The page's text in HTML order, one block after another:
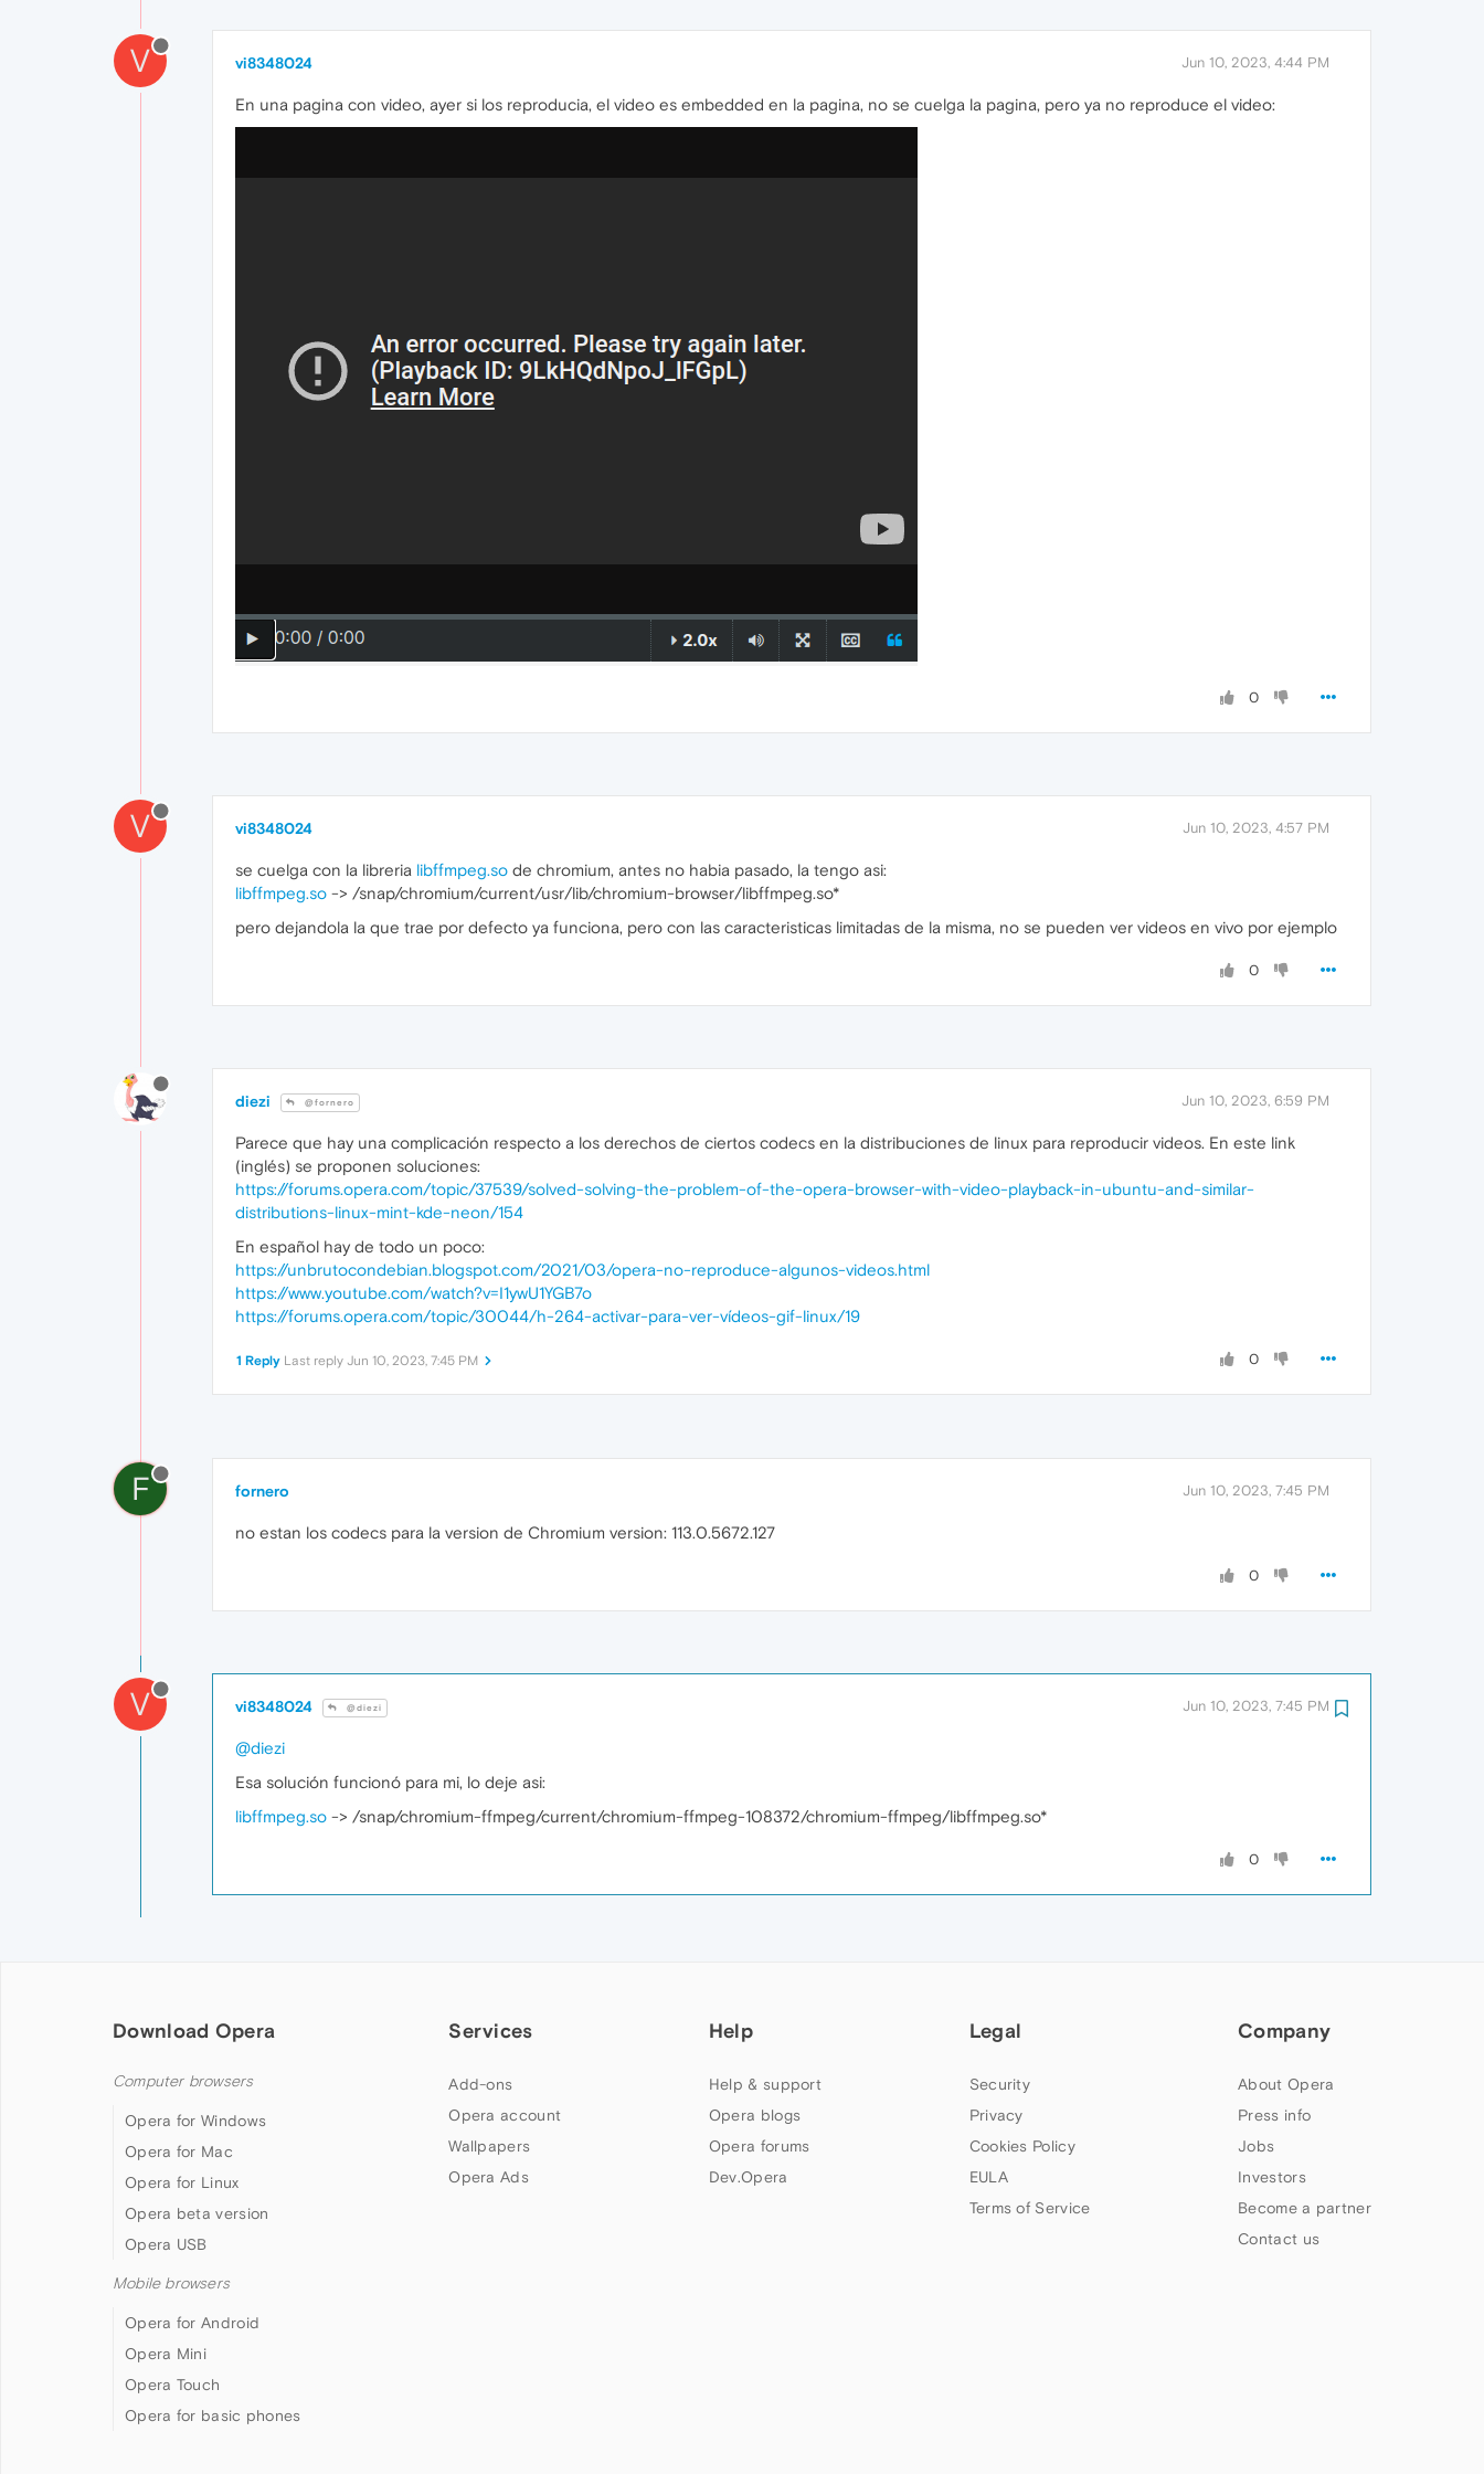
V vi8348024 Jun 10, 2023, 4:44 PM
En una pagina con video, ayer si los reproducia, el video es embedded en la pagina, no se cuelga la pagina, pero ya no reproduce el video:
0
V vi8348024 Jun 10, 2023, 4:57 PM
se cuelga con la libreria libffmpeg.so de chromium, antes no habia pasado, la tengo asi:
libffmpeg.so -> /snap/chromium/current/usr/lib/chromium-browser/libffmpeg.so*
pero dejandola la que trae por defecto ya funciona, pero con las caracteristicas limitadas de la misma, no se pueden ver videos en vivo por ejemplo
0
diezi @fornero Jun 10, 2023, 6:59 PM
Parece que hay una complicación respecto a los derechos de ciertos codecs en la distribuciones de linux para reproducir videos. En este link
(inglés) se proponen soluciones:
https://forums.opera.com/topic/37539/solved-solving-the-problem-of-the-opera-browser-with-video-playback-in-ubuntu-and-similar-
distributions-linux-mint-kde-neon/154
En español hay de todo un poco:
https://unbrutocondebian.blogspot.com/2021/03/opera-no-reproduce-algunos-videos.html
https://www.youtube.com/watch?v=I1ywU1YGB7o
https://forums.opera.com/topic/30044/h-264-activar-para-ver-vídeos-gif-linux/19
0
1 Reply Last reply Jun 10, 2023, 7:45 PM
F fornero Jun 10, 2023, 7:45 PM
no estan los codecs para la version de Chromium version: 113.0.5672.127
0
V vi8348024 @diezi Jun 10, 2023, 7:45 PM
@diezi
Esa solución funcionó para mi, lo deje asi:
libffmpeg.so -> /snap/chromium-ffmpeg/current/chromium-ffmpeg-108372/chromium-ffmpeg/libffmpeg.so*
0
Download Opera
Computer browsers
Opera for Windows
Opera for Mac
Opera for Linux
Opera beta version
Opera USB
Mobile browsers
Opera for Android
Opera Mini
Opera Touch
Opera for basic phones
Services
Add-ons
Opera account
Wallpapers
Opera Ads
Help
Help & support
Opera blogs
Opera forums
Dev.Opera
Legal
Security
Privacy
Cookies Policy
EULA
Terms of Service
Company
About Opera
Press info
Jobs
Investors
Become a partner
Contact us